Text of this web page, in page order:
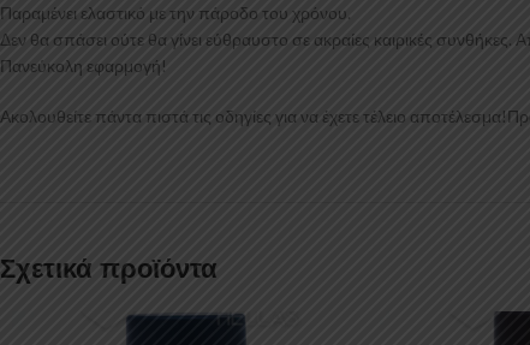
Παραμένει ελαστικό με την πάροδο του χρόνου.
Δεν θα σπάσει ούτε θα γίνει εύθραυστο σε ακραίες καιρικές
Πανεύκολη εφαρμογή!
Ακολουθείτε πάντα πιστά τις οδηγίες για να έχετε τέλειο
Σχετικά προϊόντα